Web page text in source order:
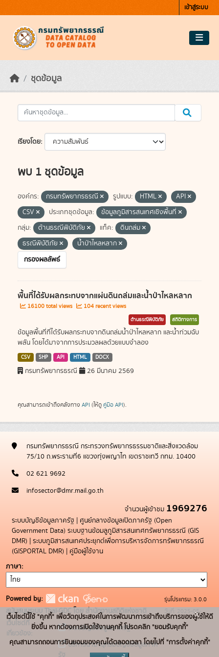
เข้าสู่ระบบ
ชุดข้อมูล
เรียงโดย
พบ 1 ชุดข้อมูล
องค์กร: กรมทรัพยากรธรณี รูปแบบ: HTML
API
CSV
ประเภทชุดข้อมูล:
ข้อมูลภูมิสารสนเทศเชิงพื้นที่
กลุ่ม:
ด้านธรณีพิบัติภัย แท็ค:
ดินถล่ม
ธรณีพิบัติภัย
น้ำป่าไหลหลาก
กรองผลลัพธ์
พื้นที่ได้รับผลกระทบจากแผ่นดินถล่มและน้ำป่าไหลหลาก
16100 total views 104 recent views
ด้านธรณีพิบัติภัย สถิติทางการ
ข้อมูลพื้นที่ที่ได้รับผลกระทบจากดินถล่มน้ำป่าไหลหลาก และน้ำท่วมฉับ
พลัน โดยได้มาจากการประมวลผลด้วยแบบจำลอง
CSV SHP API HTML DOCX
กรมทรัพยากรธรณี 26 มีนาคม 2569
คุณสามารถเข้าถึงคลังทาง API (ให้ดู คู่มือ API).
กรมทรัพยากรธรณี กระทรวงทรัพยากรธรรมชาติและสิ่งแวดล้อม
75/10 ถ.พระรามที่6 แขวงทุ่งพญาไท เขตราชเทวี กทม. 10400
02 621 9692
infosector@dmr.mail.go.th
จำนวนผู้เข้าชม 1969276
ระบบบัญชีข้อมูลภาครัฐ | ศูนย์กลางข้อมูลเปิดภาครัฐ (Open
Government Data) ระบบฐานข้อมลูภูมิสารสนเทศทรัพยากรธรณี (GIS
DMR) | ระบบภูมิสารสนเทศประยุกต์เพื่อการบริหารจัดการทรัพยากรธรณี
(GISPORTAL DMR) | คู่มือผู้ใช้งาน
ภาษา
Powered by:
สนับสนุนระบบ Thai-GDC โดย สำนักงานสถิติแห่งชาติ
เว็บไซต์ที่
เกี่ยวข้อง:
ระบบบัญชีข้อมูลภาครัฐ
บริการนามานุกรมบัญชีข้อมูลภาค
รัฐ
รุ่นโปรแกรม: 3.0.0
วันที่: 2025-05-
19
เว็บไซต์นี้ใช้ "คุกกี้" เพื่อวัตถุประสงค์ในการพัฒนาการเข้าถึงบริการของผู้ใช้ให้ดี
ยิ่งขึ้น หากต้องการเปิดใช้งานคุกกี้ โปรดคลิก "ยอมรับคุกกี้"
คุณสามารถถอนการยินยอมของคุณได้ตลอดเวลา โดยไปที่ "การตั้งค่าคุกกี้"
x